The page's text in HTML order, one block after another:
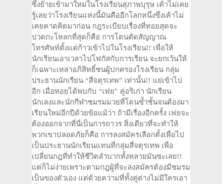
ซึ่งย้ายเข้ามาใหม่ในโรงเรียนสุภาพบุรุษ เค้าไม่เคย
รู้เลยว่าโรงเรียนแห่งนี้มันคืออีกโลกหนึ่งซึ่งเค้าไม่
เคยคาดคิดมาก่อน กฎระเบียบเรื่องที่ทอยสุดจะ
ปวดกะโหลกที่สุดก็คือ การโดนตัดสัญญาณ
โทรศัพท์ตั้งแต่ก้าวเข้าไปในโรงเรียน!! เพื่อให้
นักเรียนเอาเวลาไปโฟกัสกับการเรียน จะยกเว้นให้
ก็เฉพาะเหล่าอภิสิทธิ์ชนผู้ปกครองโรงเรียน กลุ่ม
ประธานนักเรียน “สี่จตุรเทพ” เท่านั้น!! แย่เข้าไป
อีก เมื่อทอยได้พบกับ “เฟย” คู่อริเก่า นักเรียน
นักเลงและนักกีฬาชมรมมวยที่โดนซ้ำชั้นจนต้องมา
เรียนใหม่อีกปีด้วยข้อแม้ว่า ถ้ามีเรื่องอีกครั้ง เฟยจะ
ต้องออกจากที่นี่เป็นการถาวร สิ่งเดียวที่จะทำให้
พวกเขาปลอดภัยก็คือ การลงสมัครเลือกตั้งเพื่อไป
เป็นประธานนักเรียนแทนที่กลุ่มสี่จตุรเทพ เพื่อ
เปลี่ยนกฎที่ทำให้ชีวิตลำบากทั้งหลายมันซะเลย!!
แต่ก็ไม่ง่ายเพราะตามกฎผู้ที่จะลงสมัครต้องมีชมรม
เป็นของตัวเอง แต่ด้วยความที่ทั้งคู่ต่างไม่มีใครเอา